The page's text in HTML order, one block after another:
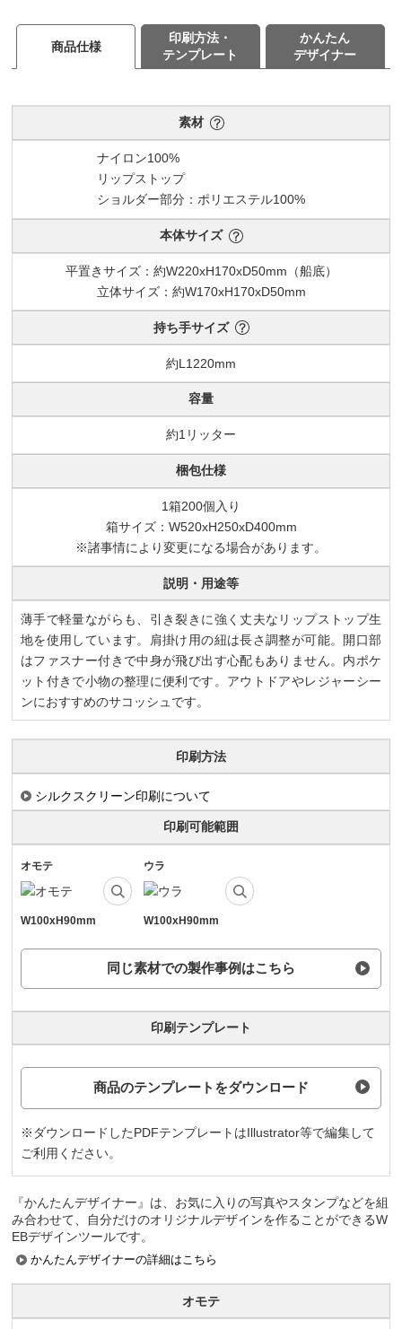
商品仕様
印刷方法・
テンプレート
かんたん
デザイナー
素材
ナイロン100%
リップストップ
ショルダー部分：ポリエステル100%
本体サイズ
平置きサイズ：約W220xH170xD50mm（船底）
立体サイズ：約W170xH170xD50mm
持ち手サイズ
約L1220mm
容量
約1リッター
梱包仕様
1箱200個入り
箱サイズ：W520xH250xD400mm
※諸事情により変更になる場合があります。
説明・用途等
薄手で軽量ながらも、引き裂きに強く丈夫なリップストップ生
地を使用しています。肩掛け用の紐は長さ調整が可能。開口部
はファスナー付きで中身が飛び出す心配もありません。内ポケ
ット付きで小物の整理に便利です。アウトドアやレジャーシー
ンにおすすめのサコッシュです。
印刷方法
シルクスクリーン印刷について
印刷可能範囲
オモテ
W100xH90mm
ウラ
W100xH90mm
同じ素材での製作事例はこちら
印刷テンプレート
商品のテンプレートをダウンロード
※ダウンロードしたPDFテンプレートはIllustrator等で編集して
ご利用ください。
『かんたんデザイナー』は、お気に入りの写真やスタンプなどを組
み合わせて、自分だけのオリジナルデザインを作ることができるW
EBデザインツールです。
かんたんデザイナーの詳細はこちら
オモテ